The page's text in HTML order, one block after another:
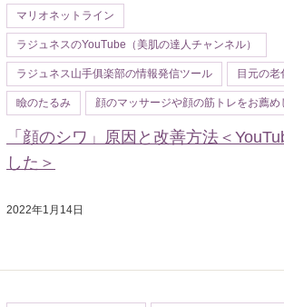
マリオネットライン
ラジュネスのYouTube（美肌の達人チャンネル）
ラジュネス山手俱楽部の情報発信ツール 目元の老
瞼のたるみ 顔のマッサージや顔の筋トレをお薦め
「顔のシワ」原因と改善方法＜
した＞
2022年1月14日